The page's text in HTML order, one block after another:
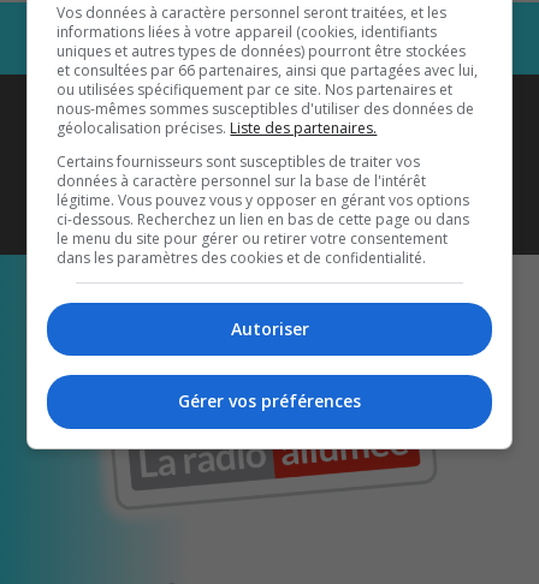
Coyote New Countryest diffusé
également sur1033 HD2
Écoutez-nous aussi sur…
Vos données à caractère personnel seront traitées, et les
informations liées à votre appareil (cookies, identifiants
uniques et autres types de données) pourront être stockées
et consultées par 66 partenaires, ainsi que partagées avec lui,
ou utilisées spécifiquement par ce site. Nos partenaires et
nous-mêmes sommes susceptibles d'utiliser des données de
géolocalisation précises. Liste des partenaires.
Certains fournisseurs sont susceptibles de traiter vos
données à caractère personnel sur la base de l'intérêt
légitime. Vous pouvez vous y opposer en gérant vos options
ci-dessous. Recherchez un lien en bas de cette page ou dans
le menu du site pour gérer ou retirer votre consentement
dans les paramètres des cookies et de confidentialité.
Autoriser
Gérer vos préférences